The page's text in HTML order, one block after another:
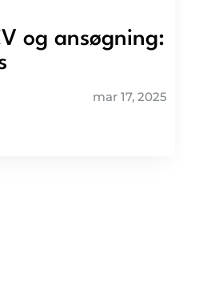
og ansøgning:
mar 17, 2025